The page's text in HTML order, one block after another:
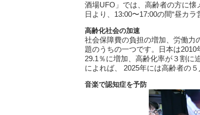
酒場UFO」では、⾼齢者の⽅に懐
⽇より、13:00〜17:00の間“昼カラ
⾼齢化社会の加速
社会保障費の負担の増加、労働⼒
題のうちの一つです。⽇本は
29.1％に増加、⾼齢化率が３割に
によれば、 2025年には⾼齢者の
⾳楽で認知症を予防